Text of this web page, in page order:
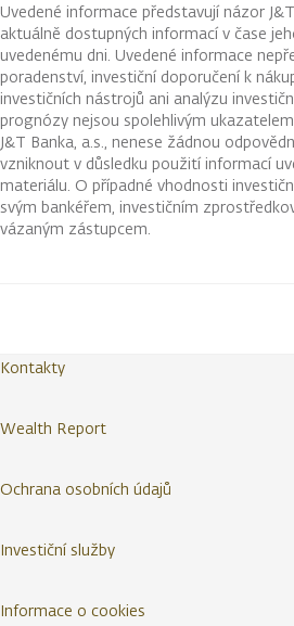
Uvedené informace představují názor
aktuálně dostupných informací v čase
uvedenému dni. Uvedené informace
poradenství, investiční doporučení k
investičních nástrojů ani analýzu
prognózy nejsou spolehlivým
J&T Banka, a.s., nenese žádnou
vzniknout v důsledku použití informací
materiálu. O případné vhodnosti
svým bankéřem, investičním
vázaným zástupcem.
Kontakty
Wealth Report
Ochrana osobních údajů
Investiční služby
Informace o cookies